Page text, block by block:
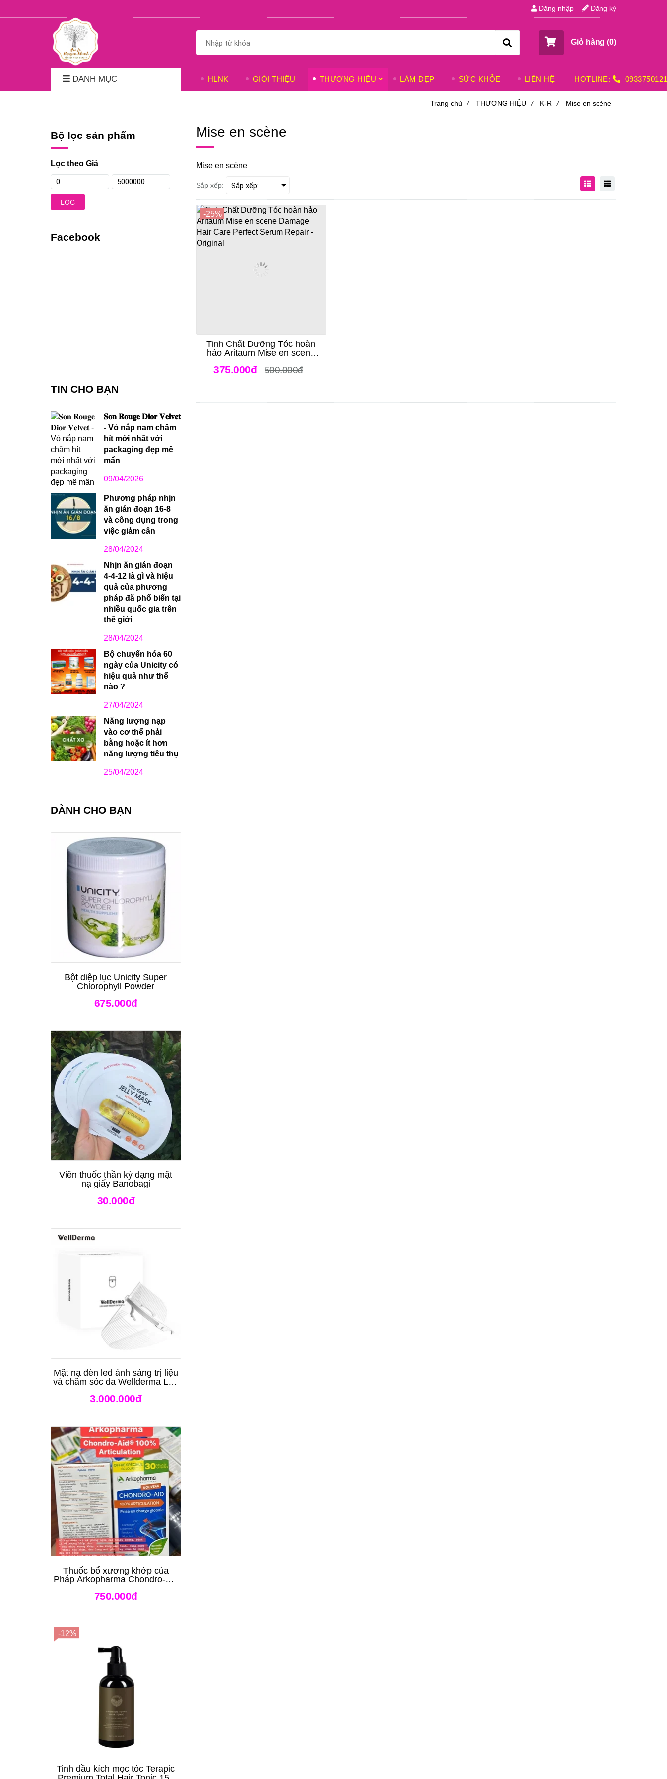
Đăng nhập Đăng ký
Giỏ hàng (0)
DANH MỤC HLNK GIỚI THIỆU THƯƠNG HIỆU LÀM ĐẸP SỨC KHỎE LIÊN HỆ HOTLINE: 0933750121
Trang chủ / THƯƠNG HIỆU / K-R / Mise en scène
Mise en scène
Mise en scène
Sắp xếp:
-25%
Tinh Chất Dưỡng Tóc hoàn
hảo Aritaum Mise en scene
Serum Repair - Original
375.000đ 500.000đ
Bộ lọc sản phẩm
Lọc theo Giá
LỌC
Facebook
TIN CHO BẠN
𝐒𝐨𝐧 𝐑𝐨𝐮𝐠𝐞 𝐃𝐢𝐨𝐫 𝐕𝐞𝐥𝐯𝐞𝐭
- Vỏ nắp nam châm
hít mới nhất với
packaging đẹp mê
mẩn
09/04/2026
Phương pháp nhịn
ăn gián đoạn 16-8
và công dụng trong
việc giảm cân
28/04/2024
Nhịn ăn gián đoạn
4-4-12 là gì và hiệu
quả của phương
pháp đã phổ biến tại
nhiều quốc gia trên
thế giới
28/04/2024
Bộ chuyển hóa 60
ngày của Unicity có
hiệu quả như thế
nào ?
27/04/2024
Năng lượng nạp
vào cơ thể phải
bằng hoặc ít hơn
năng lượng tiêu thụ
25/04/2024
DÀNH CHO BẠN
Bột diệp lục Unicity Super
Chlorophyll Powder
675.000đ
Viên thuốc thần kỳ dạng mặt
nạ giấy Banobagi
30.000đ
Mặt nạ đèn led ánh sáng trị liệu
và chăm sóc da Wellderma Led
Mask
3.000.000đ
Thuốc bổ xương khớp của
Pháp Arkopharma Chondro-Aid
750.000đ
-12%
Tinh dầu kích mọc tóc Terapic